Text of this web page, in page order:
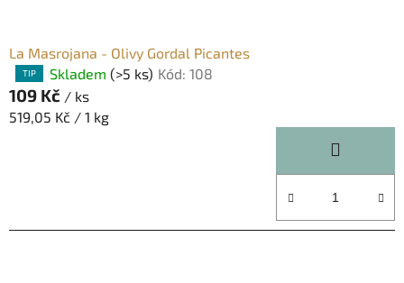
La Masrojana - Olivy Gordal Picantes
Průměrné
hodnocení
produktu
TIP Skladem (>5 ks) Kód: 108
109 Kč / ks
Měrná
519,05 Kč / 1 kg